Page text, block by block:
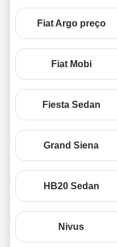
Fiat Argo preço
Fiat Mobi
Fiesta Sedan
Grand Siena
HB20 Sedan
Nivus